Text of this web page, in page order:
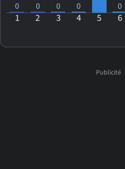
0 0 0 0 0
1 2 3 4 5 6